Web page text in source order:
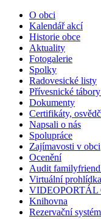
O obci
Kalendář akcí
Historie obce
Aktuality
Fotogalerie
Spolky
Radovesické listy
Přívesnické
Dokumenty
Certifikáty,
Napsali o nás
Spolupráce
Zajímavosti v obci
Ocenění
Audit
Virtuální prohlídka
VIDEOPORTÁL
Knihovna
Rezervační systém